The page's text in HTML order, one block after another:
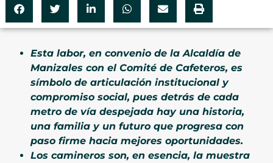
Esta labor, en convenio de la Alcaldía de
Manizales con el Comité de Cafeteros, es
símbolo de articulación institucional y
compromiso social, pues detrás de cada
metro de vía despejada hay una historia,
una familia y un futuro que progresa con
paso firme hacia mejores oportunidades.
Los camineros son, en esencia, la muestra